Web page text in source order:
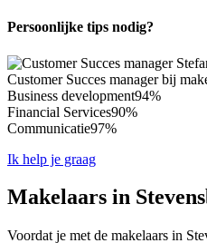
Persoonlijke tips nodig?
Customer Succes manager bij
Business development94%
Financial Services90%
Communicatie97%
Ik help je graag
Makelaars in
Voordat je met de makelaars in